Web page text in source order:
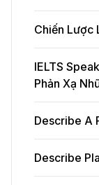
Chiến Lược
IELTS
Phản Xạ
Describe A
Describe